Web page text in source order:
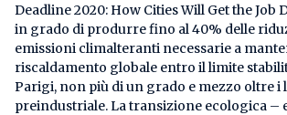
Deadline 2020: How Cities Will Get the Job
in grado di produrre fino al 40% delle
emissioni climalteranti necessarie a
riscaldamento globale entro il limite
Parigi, non più di un grado e mezzo oltre i
preindustriale. La transizione ecologica –